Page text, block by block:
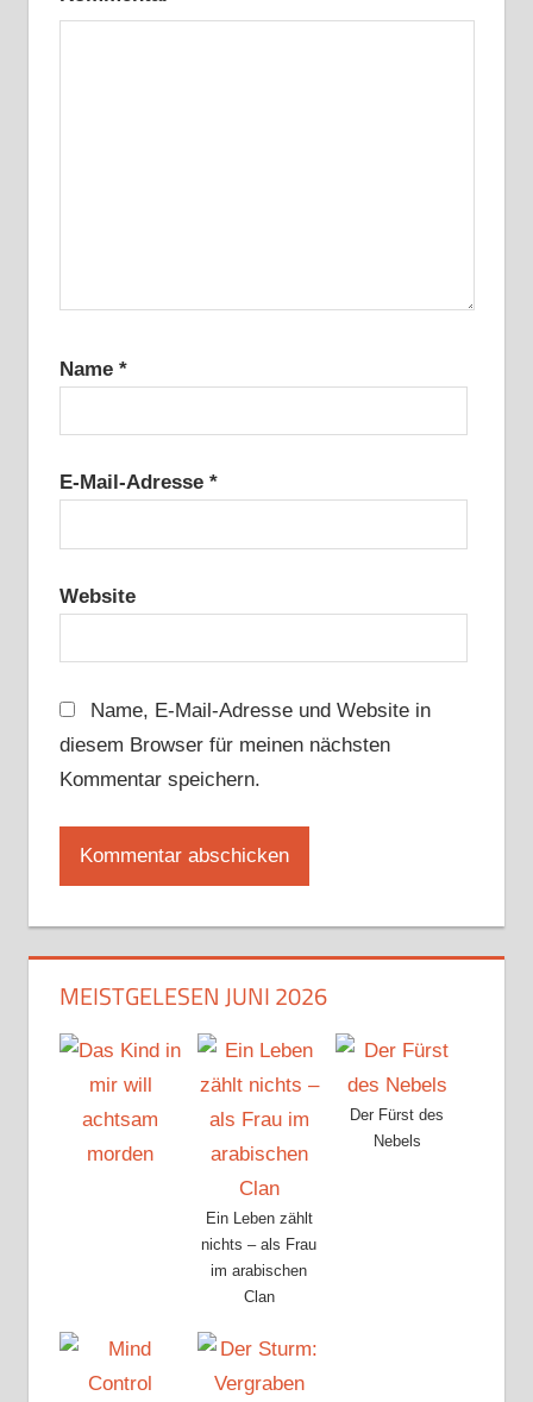
Name *
E-Mail-Adresse *
Website
Name, E-Mail-Adresse und Website in
diesem Browser für meinen nächsten
Kommentar speichern.
MEISTGELESEN JUNI 2026
Ein Leben zählt
nichts – als Frau
im arabischen
Clan
Der Fürst des
Nebels